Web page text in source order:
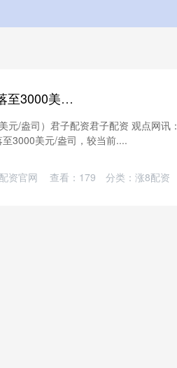
君子配资 花旗银行预测年底金价将回落至3000美元/盎司
元/盎司）君子配资君子配资 观点网讯：
3000美元/盎司，较当前....
资官网 查看： 179 分类： 涨8配资